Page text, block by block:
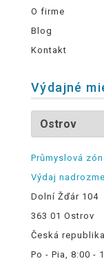
O firme
Blog
Kontakt
Výdajné
Průmyslová
Výdaj
Dolní Žďár 104
363 01 Ostrov
Česká republika
Po - Pia, 8:00 -